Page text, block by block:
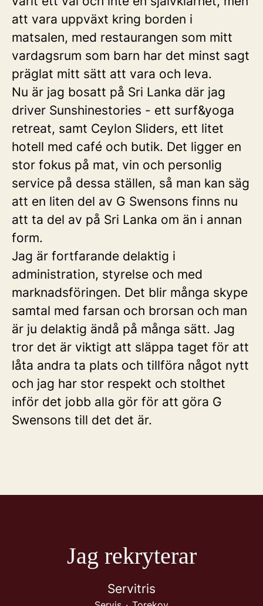
att vara uppväxt kring borden i
matsalen, med restaurangen som mitt
vardagsrum som barn har det minst sagt
präglat mitt sätt att vara och leva.
Nu är jag bosatt på Sri Lanka där jag
driver Sunshinestories - ett surf&yoga
retreat, samt Ceylon Sliders, ett litet
hotell med café och butik. Det ligger en
stor fokus på mat, vin och personlig
service på dessa ställen, så man kan säg
att en liten del av G Swensons finns nu
att ta del av på Sri Lanka om än i annan
form.
Jag är fortfarande delaktig i
administration, styrelse och med
marknadsföringen. Det blir många skype
samtal med farsan och brorsan och man
är ju delaktig ändå på många sätt. Jag
tror det är viktigt att släppa taget för att
låta andra ta plats och tillföra något nytt
och jag har stor respekt och stolthet
inför det jobb alla gör för att göra G
Swensons till det det är.
Jag rekryterar
Servitris